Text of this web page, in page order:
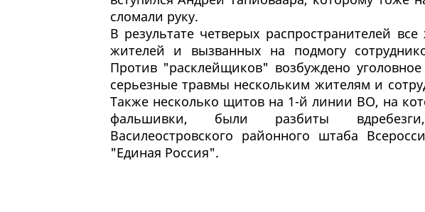
сломали руку.
В результате четверых распространителей
жителей и вызванных на подмогу
Против "расклейщиков" возбуждено
серьезные травмы нескольким жителям и
Также несколько щитов на 1-й линии ВО, на
фальшивки, были разбиты
Василеостровского районного штаба
"Единая Россия".